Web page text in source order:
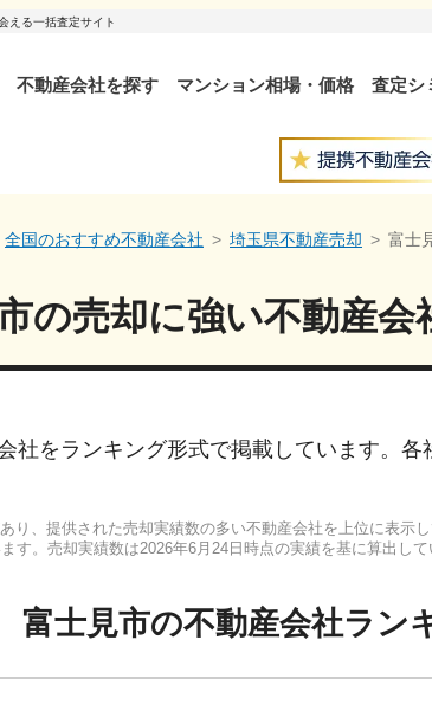
える一括査定サイト
不動産会社を探す マンション相場・価格 査定シ
全国のおすすめ不動産会社 埼玉県不動産売却 富士
の売却に強い不動産会
社をランキング形式で掲載しています。
り、提供された売却実績数の多い不動産会社を上位に表示し
す。売却実績数は2026年6月24日 時点の実績を基に算出し
富士見市の不動産会社ラン